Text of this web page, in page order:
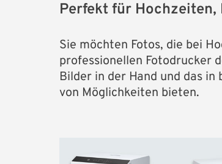
Perfekt für Hochzeiten,
Sie möchten Fotos, die bei
professionellen Fotodrucker
Bilder in der Hand und das
von Möglichkeiten bieten.